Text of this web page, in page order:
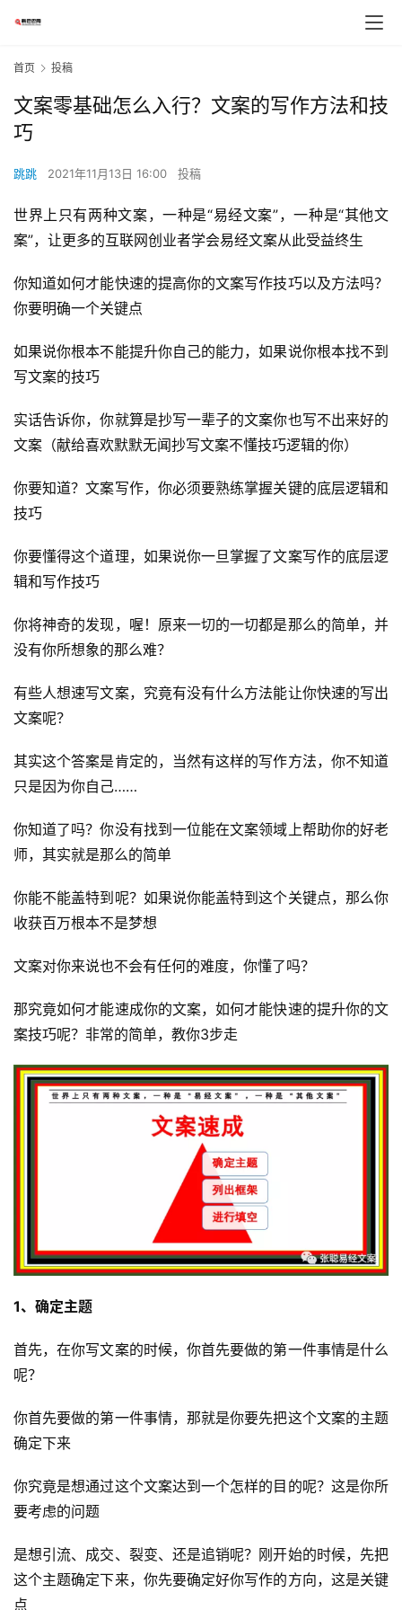
首页 投稿
文案零基础怎么入行？文案的写作方法和技
巧
跳跳 2021年11月13日 16:00 投稿
世界上只有两种文案，一种是“易经文案”，一种是“其他文
案”，让更多的互联网创业者学会易经文案从此受益终生
你知道如何才能快速的提高你的文案写作技巧以及方法吗？
你要明确一个关键点
如果说你根本不能提升你自己的能力，如果说你根本找不到
写文案的技巧
实话告诉你，你就算是抄写一辈子的文案你也写不出来好的
文案（献给喜欢默默无闻抄写文案不懂技巧逻辑的你）
你要知道？文案写作，你必须要熟练掌握关键的底层逻辑和
技巧
你要懂得这个道理，如果说你一旦掌握了文案写作的底层逻
辑和写作技巧
你将神奇的发现，喔！原来一切的一切都是那么的简单，并
没有你所想象的那么难？
有些人想速写文案，究竟有没有什么方法能让你快速的写出
文案呢？
其实这个答案是肯定的，当然有这样的写作方法，你不知道
只是因为你自己……
你知道了吗？你没有找到一位能在文案领域上帮助你的好老
师，其实就是那么的简单
你能不能盖特到呢？如果说你能盖特到这个关键点，那么你
收获百万根本不是梦想
文案对你来说也不会有任何的难度，你懂了吗？
那究竟如何才能速成你的文案，如何才能快速的提升你的文
案技巧呢？非常的简单，教你3步走
1、确定主题
首先，在你写文案的时候，你首先要做的第一件事情是什么
呢？
你首先要做的第一件事情，那就是你要先把这个文案的主题
确定下来
你究竟是想通过这个文案达到一个怎样的目的呢？这是你所
要考虑的问题
是想引流、成交、裂变、还是追销呢？刚开始的时候，先把
这个主题确定下来，你先要确定好你写作的方向，这是关键
点